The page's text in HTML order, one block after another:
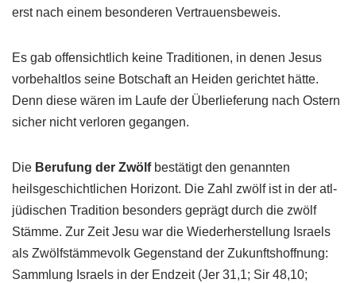
erst nach einem besonderen Vertrauensbeweis.
Es gab offensichtlich keine Traditionen, in denen Jesus
vorbehaltlos seine Botschaft an Heiden gerichtet hätte.
Denn diese wären im Laufe der Überlieferung nach Ostern
sicher nicht verloren gegangen.
Die Berufung der Zwölfbestätigt den genannten
heilsgeschichtlichen Horizont. Die Zahl zwölf ist in der atl-
jüdischen Tradition besonders geprägt durch die zwölf
Stämme. Zur Zeit Jesu war die Wiederherstellung Israels
als Zwölfstämmevolk Gegenstand der Zukunftshoffnung:
Sammlung Israels in der Endzeit (Jer 31,1; Sir 48,10;